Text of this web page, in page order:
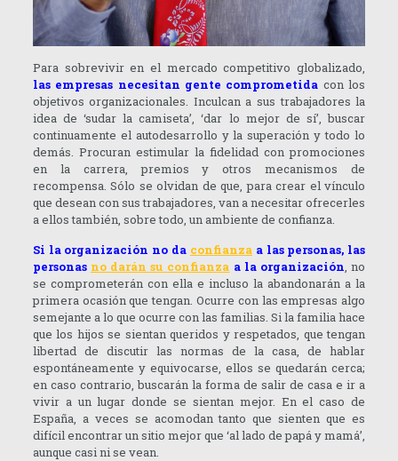
Para sobrevivir en el mercado competitivo globalizado,
las empresas necesitan gente comprometida con los
objetivos organizacionales. Inculcan a sus trabajadores la
idea de ‘sudar la camiseta’, ‘dar lo mejor de sí’, buscar
continuamente el autodesarrollo y la superación y todo lo
demás. Procuran estimular la fidelidad con promociones
en la carrera, premios y otros mecanismos de
recompensa. Sólo se olvidan de que, para crear el vínculo
que desean con sus trabajadores, van a necesitar ofrecerles
a ellos también, sobre todo, un ambiente de confianza.
Si la organización no da confianzaa las personas, las
personas no darán su confianza a la organización, no
se comprometerán con ella e incluso la abandonarán a la
primera ocasión que tengan. Ocurre con las empresas algo
semejante a lo que ocurre con las familias. Si la familia hace
que los hijos se sientan queridos y respetados, que tengan
libertad de discutir las normas de la casa, de hablar
espontáneamente y equivocarse, ellos se quedarán cerca;
en caso contrario, buscarán la forma de salir de casa e ir a
vivir a un lugar donde se sientan mejor. En el caso de
España, a veces se acomodan tanto que sienten que es
difícil encontrar un sitio mejor que ‘al lado de papá y mamá’,
aunque casi ni se vean.